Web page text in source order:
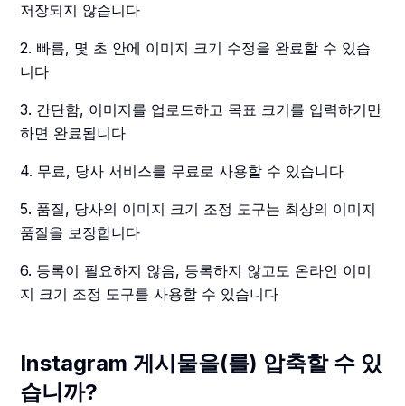
저장되지 않습니다
2. 빠름, 몇 초 안에 이미지 크기 수정을 완료할 수 있습
니다
3. 간단함, 이미지를 업로드하고 목표 크기를 입력하기만
하면 완료됩니다
4. 무료, 당사 서비스를 무료로 사용할 수 있습니다
5. 품질, 당사의 이미지 크기 조정 도구는 최상의 이미지
품질을 보장합니다
6. 등록이 필요하지 않음, 등록하지 않고도 온라인 이미
지 크기 조정 도구를 사용할 수 있습니다
Instagram 게시물을(를) 압축할 수 있
습니까?